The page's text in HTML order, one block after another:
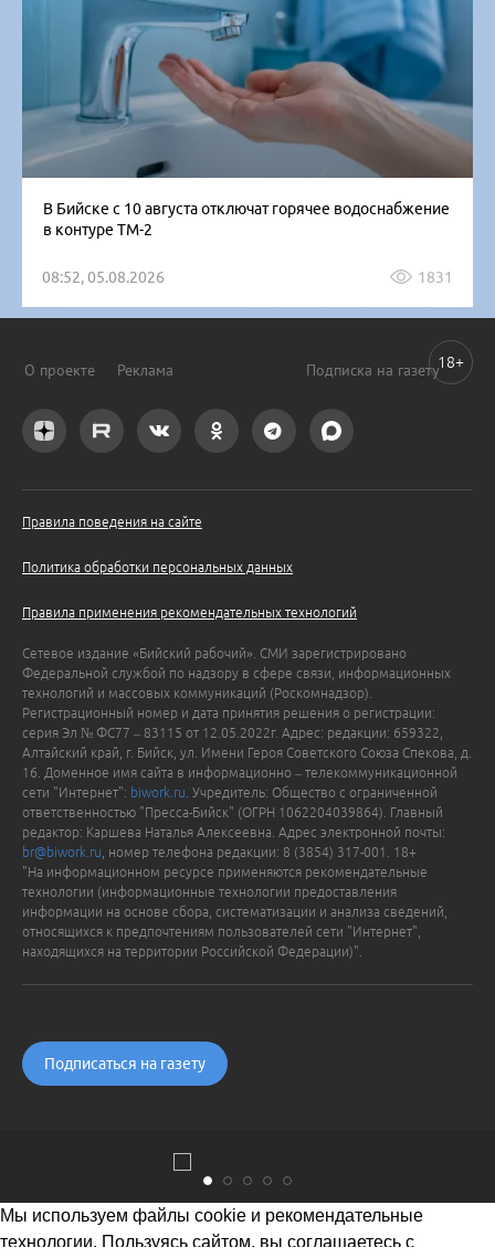
В Бийске с 10 августа отключат горячее водоснабжение
в контуре ТМ-2
08:52, 05.08.2026 1831
О проекте Реклама Подписка на газету
Правила поведения на сайте
Политика обработки персональных данных
Правила применения рекомендательных технологий
Сетевое издание «Бийский рабочий». СМИ зарегистрировано
Федеральной службой по надзору в сфере связи, информационных
технологий и массовых коммуникаций (Роскомнадзор).
Регистрационный номер и дата принятия решения о регистрации:
серия Эл № ФС77 – 83115 от 12.05.2022г. Адрес: редакции: 659322,
Алтайский край, г. Бийск, ул. Имени Героя Советского Союза Спекова, д.
16. Доменное имя сайта в информационно – телекоммуникационной
сети "Интернет": biwork.ru . Учредитель: Общество с ограниченной
ответственностью "Пресса-Бийск" (ОГРН 1062204039864). Главный
редактор: Каршева Наталья Алексеевна. Адрес электронной почты:
br@biwork.ru , номер телефона редакции: 8 (3854) 317-001. 18+
"На информационном ресурсе применяются рекомендательные
технологии (информационные технологии предоставления
информации на основе сбора, систематизации и анализа сведений,
относящихся к предпочтениям пользователей сети "Интернет",
находящихся на территории Российской Федерации)".
Подписаться на газету
18+
Мы используем файлы cookie и рекомендательные
технологии. Пользуясь сайтом, вы соглашаетесь с